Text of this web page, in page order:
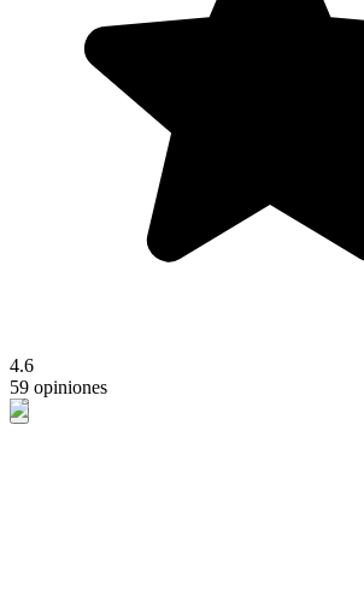
4.6
59 opiniones